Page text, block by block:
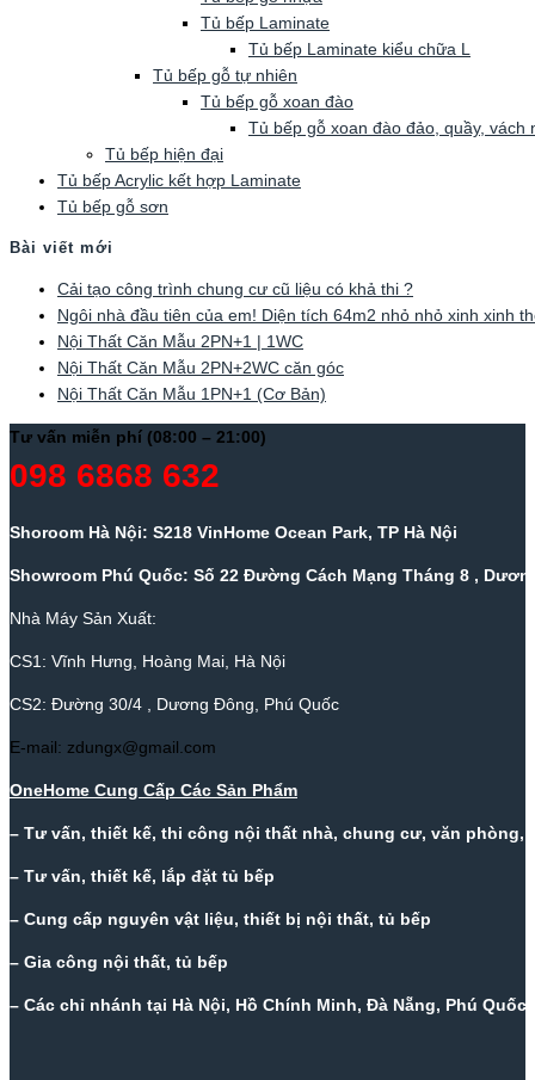
Tủ bếp Laminate
Tủ bếp Laminate kiểu chữa L
Tủ bếp gỗ tự nhiên
Tủ bếp gỗ xoan đào
Tủ bếp gỗ xoan đào đảo, quầy, vách
Tủ bếp hiện đại
Tủ bếp Acrylic kết hợp Laminate
Tủ bếp gỗ sơn
Bài viết mới
Cải tạo công trình chung cư cũ liệu có khả thi ?
Ngôi nhà đầu tiên của em! Diện tích 64m2 nhỏ nhỏ xinh xinh
Nội Thất Căn Mẫu 2PN+1 | 1WC
Nội Thất Căn Mẫu 2PN+2WC căn góc
Nội Thất Căn Mẫu 1PN+1 (Cơ Bản)
Tư vấn miễn phí (08:00 – 21:00)
098 6868 632
Shoroom Hà Nội: S218 VinHome Ocean Park, TP Hà Nội
Showroom Phú Quốc: Số 22 Đường Cách Mạng Tháng 8 ,
Nhà Máy Sản Xuất:
CS1: Vĩnh Hưng, Hoàng Mai, Hà Nội
CS2: Đường 30/4 , Dương Đông, Phú Quốc
E-mail: zdungx@gmail.com
OneHome Cung Cấp Các Sản Phẩm
– Tư vấn, thiết kế, thi công nội thất nhà, chung cư, văn phòng,
– Tư vấn, thiết kế, lắp đặt tủ bếp
– Cung cấp nguyên vật liệu, thiết bị nội thất, tủ bếp
– Gia công nội thất, tủ bếp
– Các chỉ nhánh tại Hà Nội, Hồ Chính Minh, Đà Nẵng, Phú Quốc